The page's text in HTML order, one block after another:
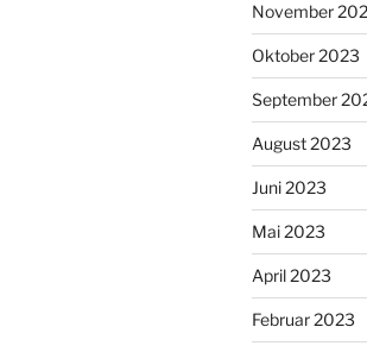
November
Oktober 2023
September
August 2023
Juni 2023
Mai 2023
April 2023
Februar 2023